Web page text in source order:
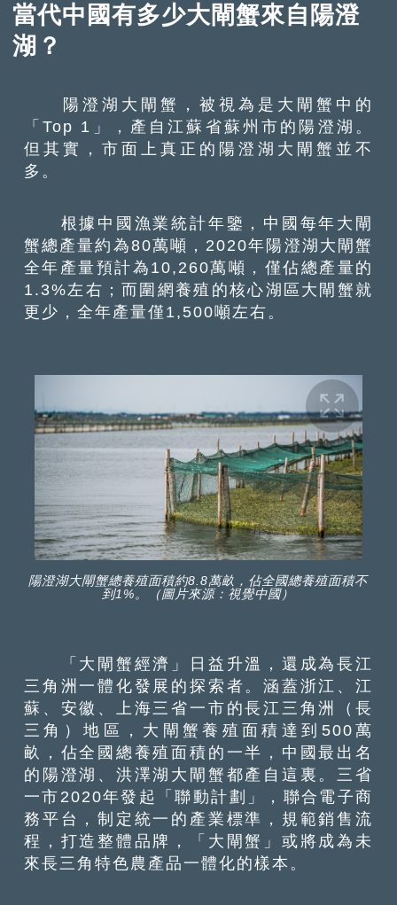
當代中國有多少大閘蟹來自陽澄
湖？
陽澄湖大閘蟹，被視為是大閘蟹中的
「Top 1」，產自江蘇省蘇州市的陽澄湖。
但其實，市面上真正的陽澄湖大閘蟹並不
多。
根據中國漁業統計年鑒，中國每年大閘
蟹總產量約為80萬噸，2020年陽澄湖大閘蟹
全年產量預計為10,260萬噸，僅佔總產量的
1.3%左右；而圍網養殖的核心湖區大閘蟹就
更少，全年產量僅1,500噸左右。
陽澄湖大閘蟹總養殖面積約8.8萬畝，佔全國總養殖面積不
到1%。（圖片來源：視覺中國）
「大閘蟹經濟」日益升溫，還成為長江
三角洲一體化發展的探索者。涵蓋浙江、江
蘇、安徽、上海三省一市的長江三角洲（長
三角）地區，大閘蟹養殖面積達到500萬
畝，佔全國總養殖面積的一半，中國最出名
的陽澄湖、洪澤湖大閘蟹都產自這裏。三省
一市2020年發起「聯動計劃」，聯合電子商
務平台，制定統一的產業標準，規範銷售流
程，打造整體品牌，「大閘蟹」或將成為未
來長三角特色農產品一體化的樣本。